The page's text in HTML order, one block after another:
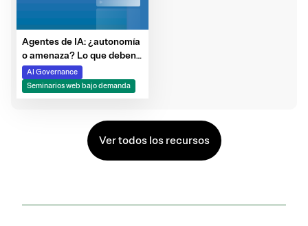
Agentes de IA: ¿autonomía
o amenaza? Lo que deben
saber los equipos de ciber-
riesgo
AI Governance
Seminarios web bajo demanda
Ver todos los recursos